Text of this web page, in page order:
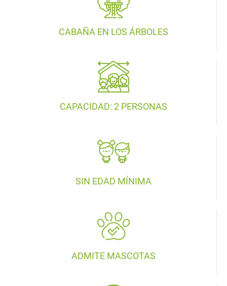
CABAÑA EN LOS ÁRBOLES
CAPACIDAD: 2 PERSONAS
SIN EDAD MÍNIMA
ADMITE MASCOTAS